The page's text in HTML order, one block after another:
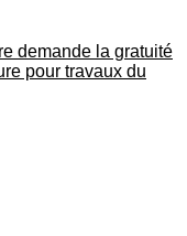
demande la gratuité
pour travaux du